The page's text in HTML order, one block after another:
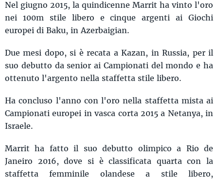
Nel giugno 2015, la quindicenne Marrit ha vinto l'oro
nei 100m stile libero e cinque argenti ai Giochi
europei di Baku, in Azerbaigian.
Due mesi dopo, si è recata a Kazan, in Russia, per il
suo debutto da senior ai Campionati del mondo e ha
ottenuto l'argento nella staffetta stile libero.
Ha concluso l'anno con l'oro nella staffetta mista ai
Campionati europei in vasca corta 2015 a Netanya, in
Israele.
Marrit ha fatto il suo debutto olimpico a Rio de
Janeiro 2016, dove si è classificata quarta con la
staffetta femminile olandese a stile libero,